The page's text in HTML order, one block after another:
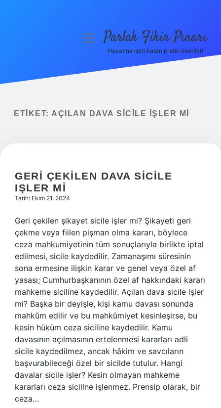
Yasal Uyarı
menüyüParlak Fikir Pınarı
Hayatına ışıltı katan pratik öneriler!
ETIKET: AÇILAN DAVA SICILE IŞLER MI
GERI ÇEKILEN DAVA SICILE
IŞLER MI
Tarih: Ekim 21, 2024
Geri çekilen şikayet sicile işler mi? Şikayeti geri
çekme veya fiilen pişman olma kararı, böylece
ceza mahkumiyetinin tüm sonuçlarıyla birlikte iptal
edilmesi, sicile kaydedilir. Zamanaşımı süresinin
sona ermesine ilişkin karar ve genel veya özel af
yasası; Cumhurbaşkanının özel af hakkındaki kararı
mahkeme siciline kaydedilir. Açılan dava sicile işler
mi? Başka bir deyişle, kişi kamu davası sonunda
mahkûm edilir ve bu mahkûmiyet kesinleşirse, bu
kesin hüküm ceza siciline kaydedilir. Kamu
davasının açılmasının ertelenmesi kararları adli
sicile kaydedilmez, ancak hâkim ve savcıların
başvurabileceği özel bir sicilde tutulur. Hangi
davalar sicile işler? Kesin olmayan mahkeme
kararları ceza siciline işlenmez. Prensip olarak, bir
ceza…